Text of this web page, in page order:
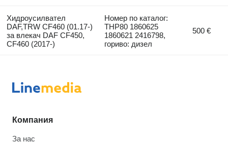
Хидроусилвател
DAF,TRW CF460 (01.17-)
за влекач DAF CF450,
CF460 (2017-)
Номер по каталог:
THP80 1860625
1860621 2416798,
гориво: дизел
500 €
Компания
За нас